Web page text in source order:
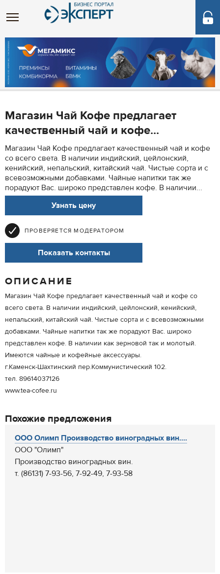
Магазин Чай Кофе предлагает
качественный чай и кофе...
Магазин Чай Кофе предлагает качественный чай и кофе
со всего света. В наличии индийский, цейлонский,
кенийский, непальский, китайский чай. Чистые сорта и с
всевозможными добавками. Чайные напитки так же
порадуют Вас. широко представлен кофе. В наличии...
Узнать цену
ПРОВЕРЯЕТСЯ МОДЕРАТОРОМ
Показать контакты
ОПИСАНИЕ
Магазин Чай Кофе предлагает качественный чай и кофе со
всего света. В наличии индийский, цейлонский, кенийский,
непальский, китайский чай. Чистые сорта и с всевозможными
добавками. Чайные напитки так же порадуют Вас. широко
представлен кофе. В наличии как зерновой так и молотый.
Имеются чайные и кофейные аксессуары.
г.Каменск-Шахтинский пер.Коммунистический 102.
тел. 89614037126
www.tea-cofee.ru
Похожие предложения
ООО Олимп Производство виноградных вин....
ООО "Олимп"
Производство виноградных вин.
т. (86131) 7-93-56, 7-92-49, 7-93-58